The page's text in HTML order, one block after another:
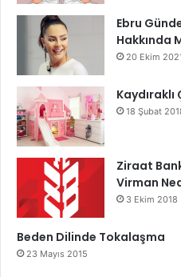
Ebru
Hakkında
20 Ekim
Kaydıraklı
18 Şubat
Ziraat
Virman
3 Ekim 2018
Beden Dilinde Tokalaşma
23 Mayıs 2015